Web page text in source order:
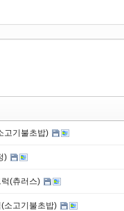
고기불초밥)
)
(츄러스)
소고기불초밥)